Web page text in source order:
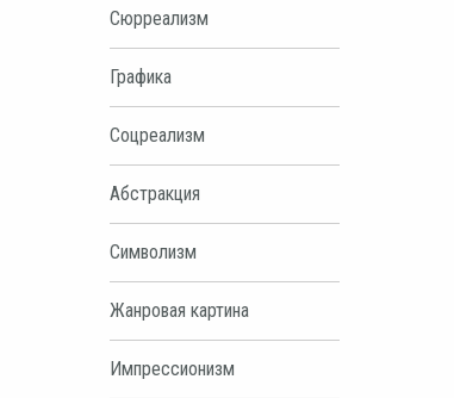
Сюрреализм
Графика
Соцреализм
Абстракция
Символизм
Жанровая картина
Импрессионизм